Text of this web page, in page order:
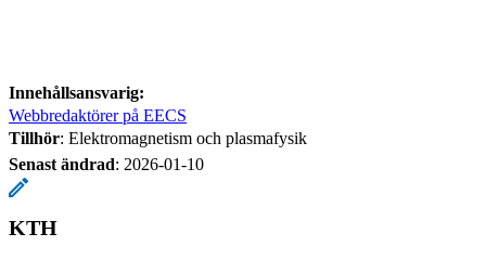
Innehållsansvarig:
Webbredaktörer på EECS
Tillhör: Elektromagnetism och plasmafysik
Senast ändrad: 2026-01-10
KTH